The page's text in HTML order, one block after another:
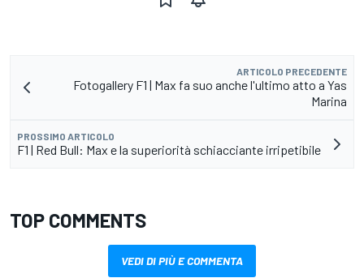
ARTICOLO PRECEDENTE
Fotogallery F1 | Max fa suo anche l'ultimo atto a Yas
Marina
PROSSIMO ARTICOLO
F1 | Red Bull: Max e la superiorità schiacciante irripetibile
TOP COMMENTS
VEDI DI PIÙ E COMMENTA